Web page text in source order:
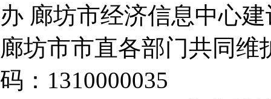
办 廊坊市经济信息中心建
廊坊市市直各部门共同
码：1310000035